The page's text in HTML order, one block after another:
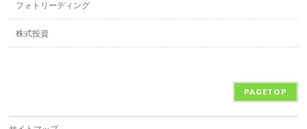
フォトリーディング
株式投資
PAGETOP